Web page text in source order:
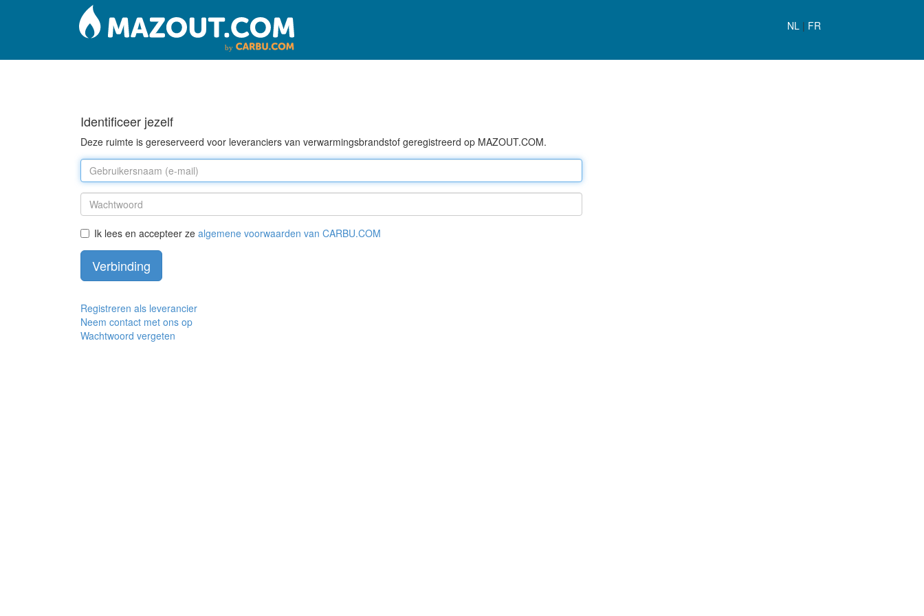
NL | FR
Identificeer jezelf
Deze ruimte is gereserveerd voor leveranciers van verwarmingsbrandstof geregistreerd op MAZOUT.COM.
Ik lees en accepteer ze algemene voorwaarden van CARBU.COM
Verbinding
Registreren als leverancier
Neem contact met ons op
Wachtwoord vergeten